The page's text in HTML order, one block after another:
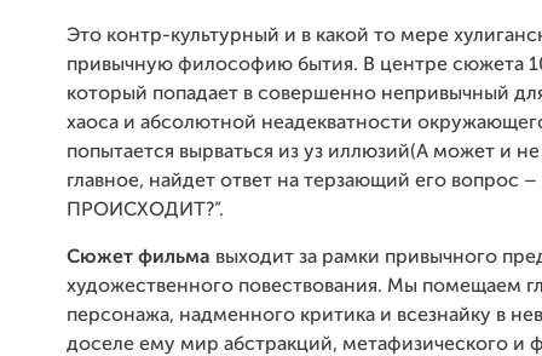
Это контр-культурный и в какой то мере
привычную философию бытия. В центре сюжета
который попадает в совершенно непривычный
хаоса и абсолютной неадекватности
попытается вырваться из уз иллюзий(А может и
главное, найдет ответ на терзающий его вопрос
ПРОИСХОДИТ?”.
Сюжет фильма выходит за рамки привычного
художественного повествования. Мы помещаем
персонажа, надменного критика и всезнайку в
доселе ему мир абстракций, метафизического и